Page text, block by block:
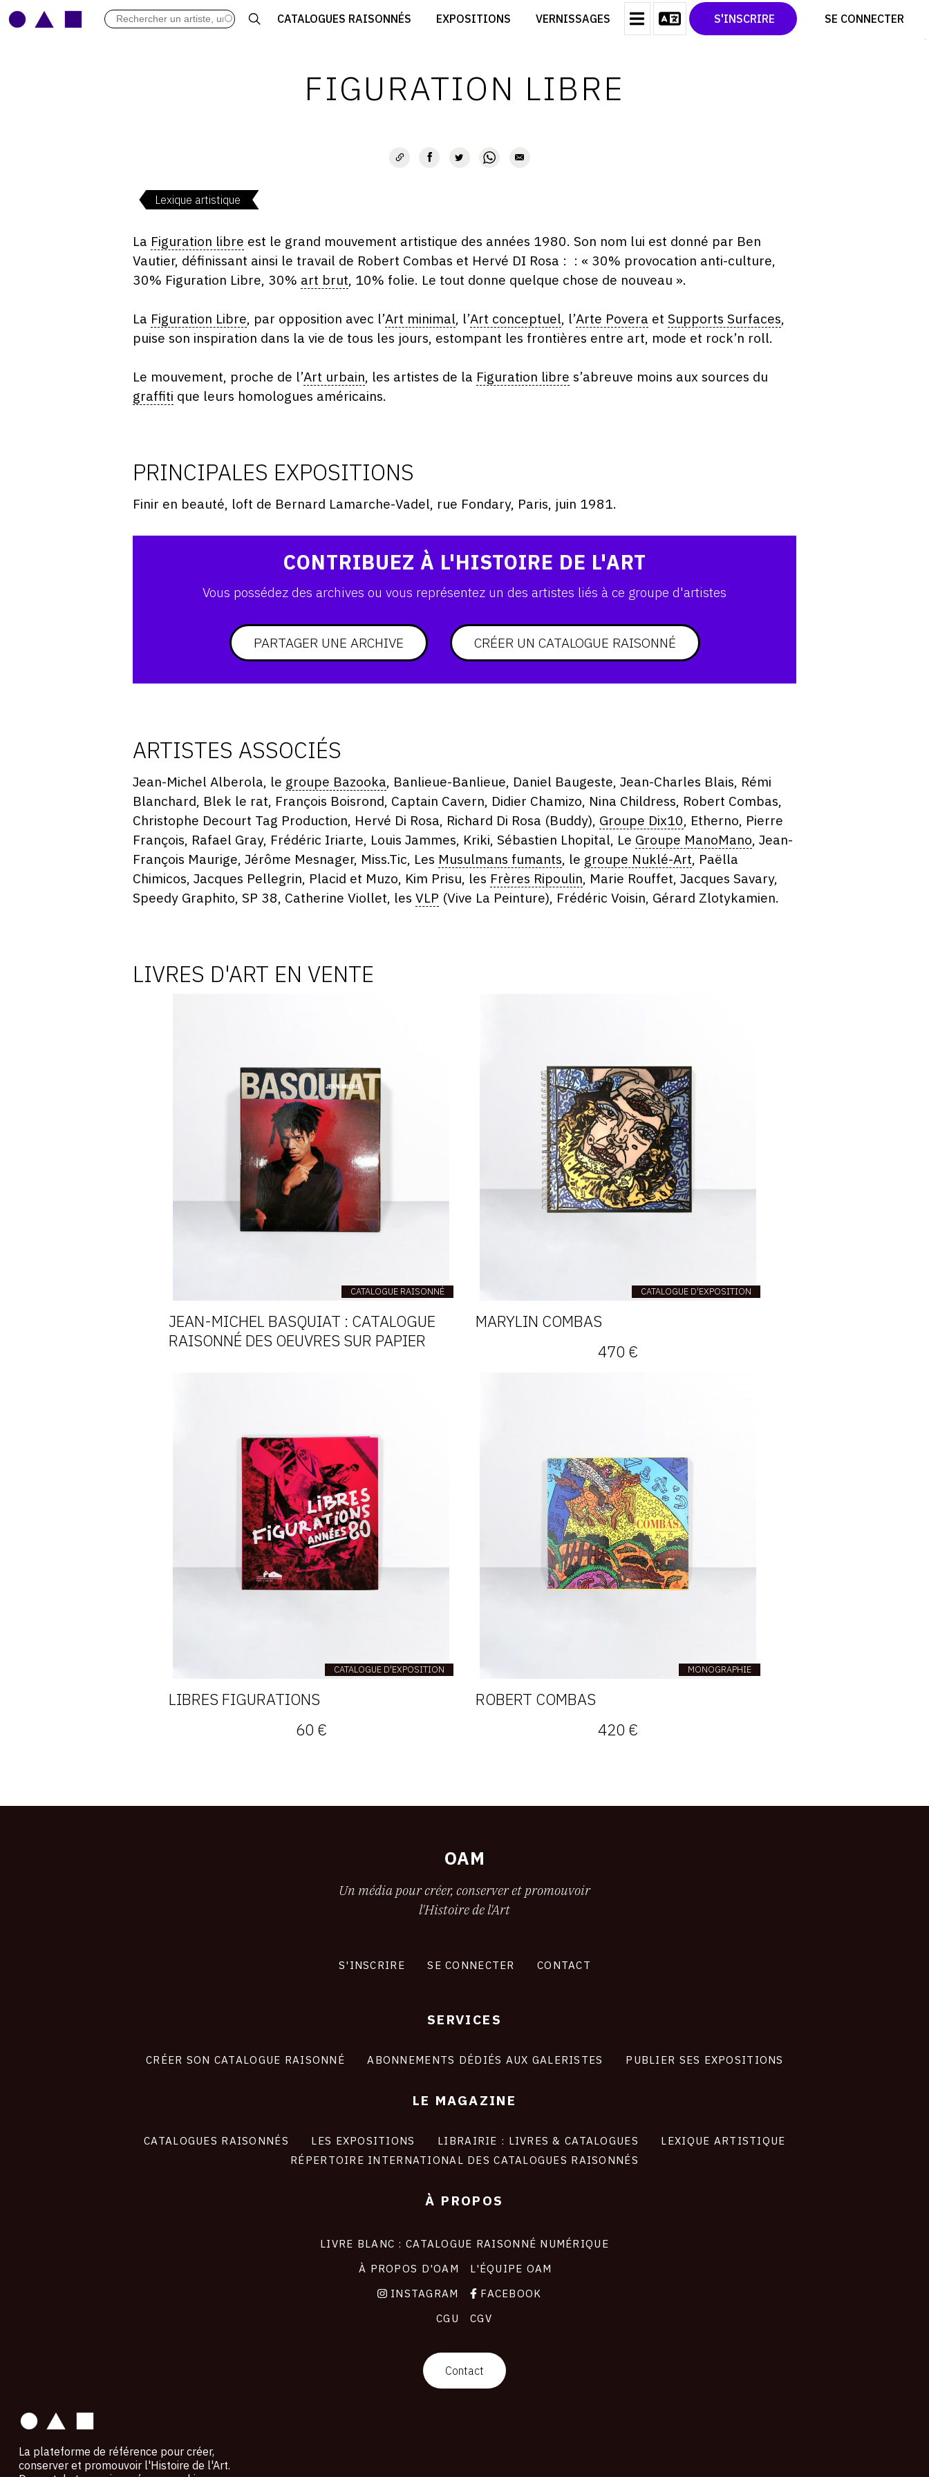
CATALOGUES RAISONNÉS EXPOSITIONS VERNISSAGES S'INSCRIRE SE CONNECTER
ARCHIVES DES EXPOSITIONS
CRÉER SON CATALOGUE D'EXPO
CONTACT
CGU
TWITTER
PINTEREST
FIGURATION LIBRE
Lexique artistique
La Figuration libre est le grand mouvement artistique des années 1980. Son nom lui est donné par Ben
Vautier, définissant ainsi le travail de Robert Combas et Hervé DI Rosa : : « 30% provocation anti-culture,
30% Figuration Libre, 30% art brut, 10% folie. Le tout donne quelque chose de nouveau ».
La Figuration Libre, par opposition avec l’Art minimal, l’Art conceptuel, l’Arte Povera et Supports Surfaces,
puise son inspiration dans la vie de tous les jours, estompant les frontières entre art, mode et rock’n roll.
Le mouvement, proche de l’Art urbain, les artistes de la Figuration libre s’abreuve moins aux sources du
graffiti que leurs homologues américains.
PRINCIPALES EXPOSITIONS
Finir en beauté, loft de Bernard Lamarche-Vadel, rue Fondary, Paris, juin 1981.
CONTRIBUEZ À L'HISTOIRE DE L'ART
Vous possédez des archives ou vous représentez un des artistes liés à ce groupe d'artistes
PARTAGER UNE ARCHIVE CRÉER UN CATALOGUE RAISONNÉ
ARTISTES ASSOCIÉS
Jean-Michel Alberola, le groupe Bazooka, Banlieue-Banlieue, Daniel Baugeste, Jean-Charles Blais, Rémi
Blanchard, Blek le rat, François Boisrond, Captain Cavern, Didier Chamizo, Nina Childress, Robert Combas,
Christophe Decourt Tag Production, Hervé Di Rosa, Richard Di Rosa (Buddy), Groupe Dix10, Etherno, Pierre
François, Rafael Gray, Frédéric Iriarte, Louis Jammes, Kriki, Sébastien Lhopital, Le Groupe ManoMano, Jean-
François Maurige, Jérôme Mesnager, Miss.Tic, Les Musulmans fumants, le groupe Nuklé-Art, Paëlla
Chimicos, Jacques Pellegrin, Placid et Muzo, Kim Prisu, les Frères Ripoulin, Marie Rouffet, Jacques Savary,
Speedy Graphito, SP 38, Catherine Viollet, les VLP (Vive La Peinture), Frédéric Voisin, Gérard Zlotykamien.
LIVRES D'ART EN VENTE
CATALOGUE RAISONNÉ
JEAN-MICHEL BASQUIAT : CATALOGUE
RAISONNÉ DES OEUVRES SUR PAPIER
CATALOGUE D'EXPOSITION
MARYLIN COMBAS
470 €
CATALOGUE D'EXPOSITION
LIBRES FIGURATIONS
60 €
MONOGRAPHIE
ROBERT COMBAS
420 €
OAM
Un média pour créer, conserver et promouvoir
l'Histoire de l'Art
S'INSCRIRE SE CONNECTER CONTACT
SERVICES
CRÉER SON CATALOGUE RAISONNÉ ABONNEMENTS DÉDIÉS AUX GALERISTES PUBLIER SES EXPOSITIONS
LE MAGAZINE
CATALOGUES RAISONNÉS LES EXPOSITIONS LIBRAIRIE : LIVRES & CATALOGUES
LEXIQUE ARTISTIQUE
RÉPERTOIRE INTERNATIONAL DES CATALOGUES RAISONNÉS
À PROPOS
LIVRE BLANC : CATALOGUE RAISONNÉ NUMÉRIQUE
À PROPOS D'OAM
L'ÉQUIPE OAM
INSTAGRAM
FACEBOOK
CGU
CGV
Contact
La plateforme de référence pour créer,
conserver et promouvoir l'Histoire de l'Art.